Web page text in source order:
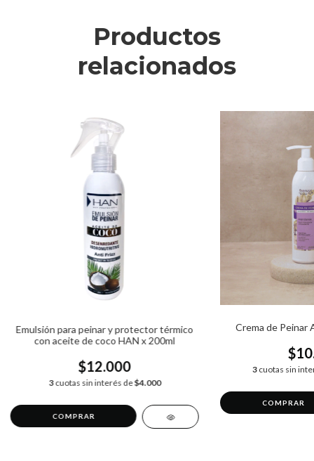
Productos
relacionados
Emulsión para peinar y protector térmico
con aceite de coco HAN x 200ml
$12.000
3cuotas sin interés de$4.000
Crema de Peinar
3 cuotas sin